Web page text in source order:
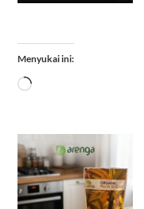
Menyukai ini:
Memuat...